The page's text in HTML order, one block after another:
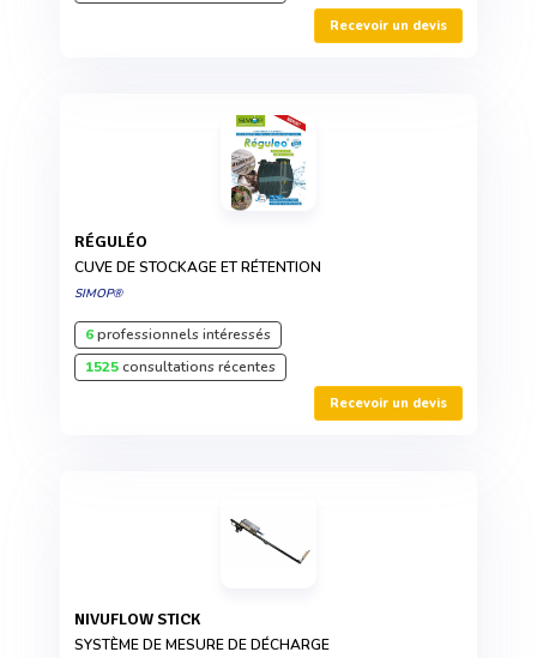
Recevoir un devis
RÉGULÉO
CUVE DE STOCKAGE ET RÉTENTION
SIMOP®
6professionnels intéressés
1525consultations récentes
Recevoir un devis
NIVUFLOW STICK
SYSTÈME DE MESURE DE DÉCHARGE